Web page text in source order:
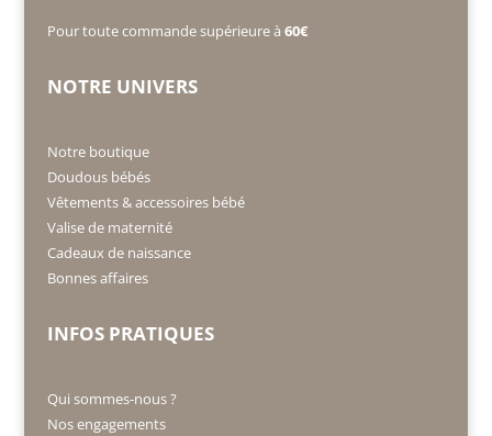
Pour toute commande supérieure à 60€
NOTRE UNIVERS
Notre boutique
Doudous bébés
Vêtements & accessoires bébé
Valise de maternité
Cadeaux de naissance
Bonnes affaires
INFOS PRATIQUES
Qui sommes-nous ?
Nos engagements